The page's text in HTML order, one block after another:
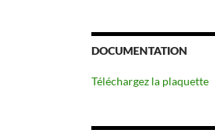
DOCUMENTATION
Téléchargez la plaquette